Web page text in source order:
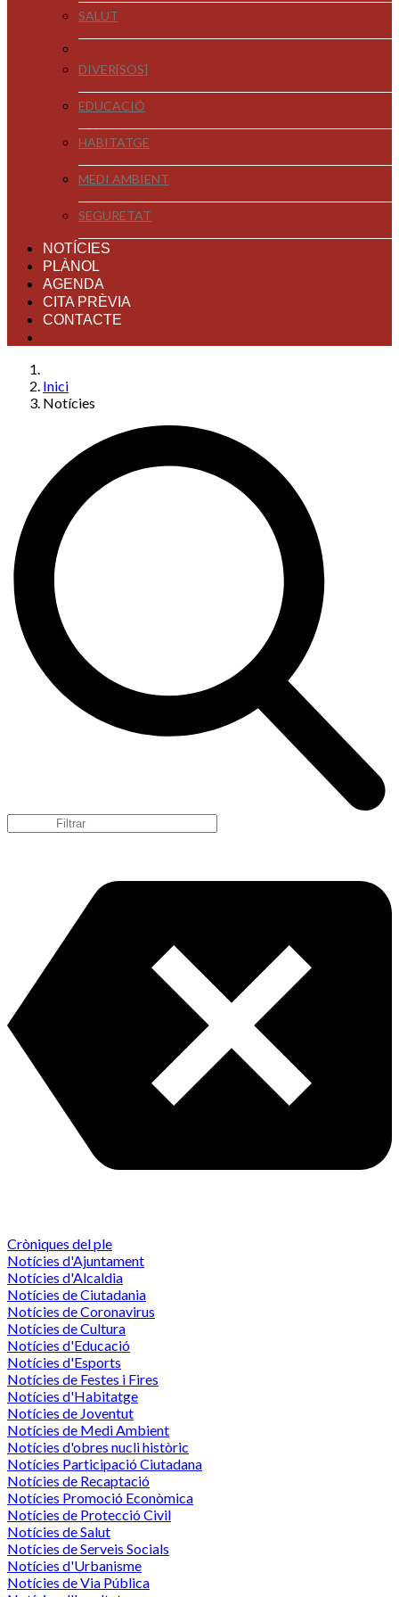
SALUT
DIVER[SOS]
EDUCACIÓ
HABITATGE
MEDI AMBIENT
SEGURETAT
NOTÍCIES
PLÀNOL
AGENDA
CITA PRÈVIA
CONTACTE
Inici
Notícies
Cròniques del ple
Notícies d'Ajuntament
Notícies d'Alcaldia
Notícies de Ciutadania
Notícies de Coronavirus
Notícies de Cultura
Notícies d'Educació
Notícies d'Esports
Notícies de Festes i Fires
Notícies d'Habitatge
Notícies de Joventut
Notícies de Medi Ambient
Notícies d'obres nucli històric
Notícies Participació Ciutadana
Notícies de Recaptació
Notícies Promoció Econòmica
Notícies de Protecció Civil
Notícies de Salut
Notícies de Serveis Socials
Notícies d'Urbanisme
Notícies de Via Pública